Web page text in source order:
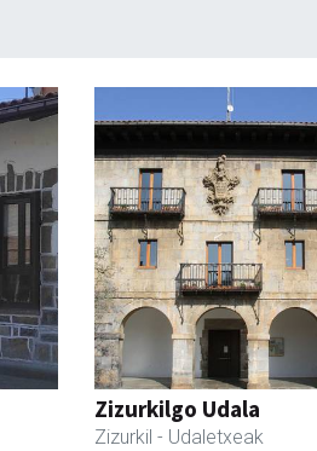
Zizurkilgo Udala
Zizurkil - Udaletxeak